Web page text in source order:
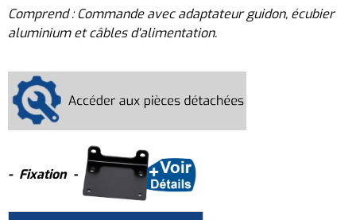
Comprend : Commande avec adaptateur guidon, écubier
aluminium et câbles d'alimentation.
- Fixation -